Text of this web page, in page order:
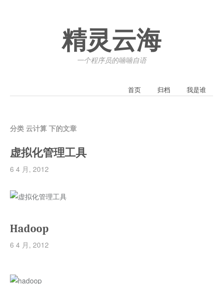
精灵云海
一个程序员的喃喃自语
首页 归档 我是谁
分类 云计算 下的文章
虚拟化管理工具
6 4 月, 2012
Hadoop
6 4 月, 2012